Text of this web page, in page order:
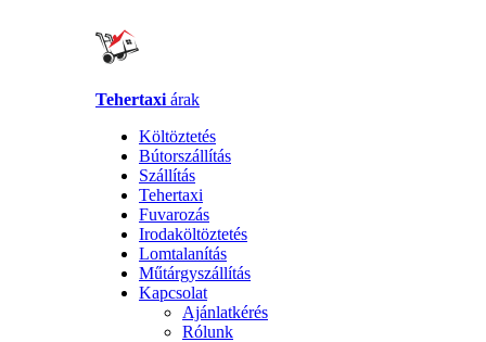
Tehertaxi árak
Költöztetés
Bútorszállítás
Szállítás
Tehertaxi
Fuvarozás
Irodaköltöztetés
Lomtalanítás
Műtárgyszállítás
Kapcsolat
Ajánlatkérés
Rólunk